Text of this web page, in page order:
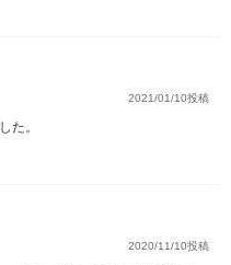
2021/01/10投稿
た。
2020/11/10投稿